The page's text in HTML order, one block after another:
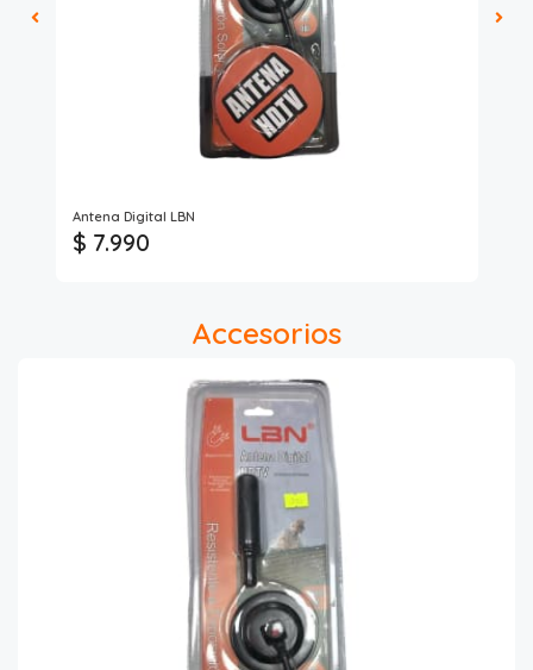
Antena Digital LBN
$ 7.990
Accesorios